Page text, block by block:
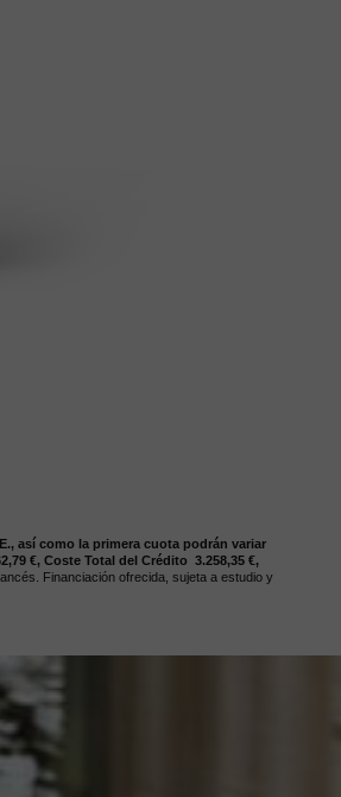
así como la primera cuota podrán variar
€, Coste Total del Crédito 3.258,35 €,
Financiación ofrecida, sujeta a estudio y